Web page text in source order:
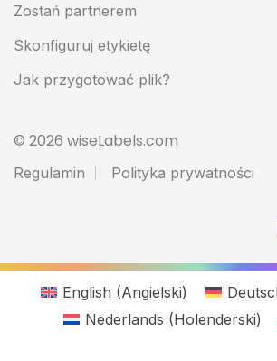
Zostań partnerem
Skonfiguruj etykietę
Jak przygotować plik?
© 2026 wiseLabels.com
Regulamin Polityka prywatności
English (Angielski)
Nederlands (Holenderski)